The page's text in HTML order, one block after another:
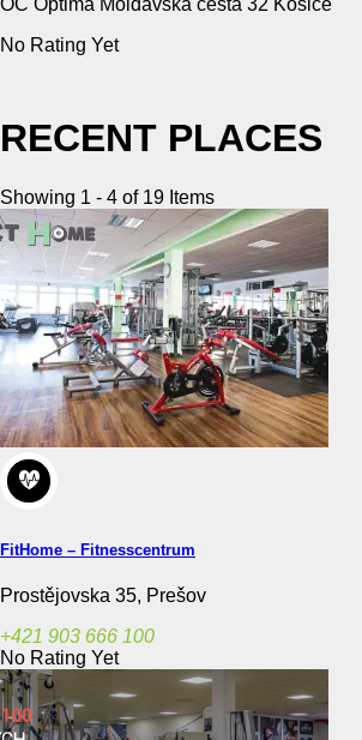
OC Optima Moldavská cesta 32 Košice
No Rating Yet
RECENT PLACES
Showing 1 - 4 of 19 Items
FitHome – Fitnesscentrum
Prostějovska 35, Prešov
+421 903 666 100
No Rating Yet